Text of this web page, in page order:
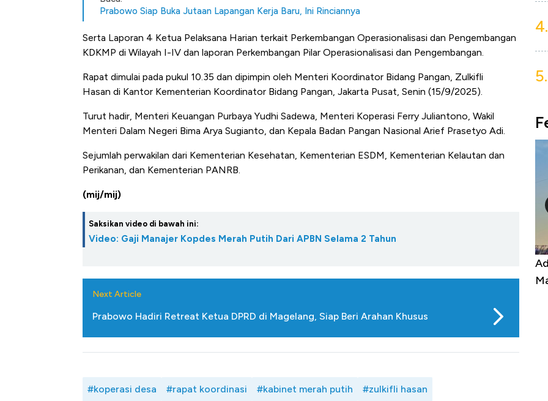
Prabowo Siap Buka Jutaan Lapangan Kerja Baru, Ini Rinciannya
Serta Laporan 4 Ketua Pelaksana Harian terkait Perkembangan Operasionalisasi dan Pengembangan
KDKMP di Wilayah I-IV dan laporan Perkembangan Pilar Operasionalisasi dan Pengembangan.
Rapat dimulai pada pukul 10.35 dan dipimpin oleh Menteri Koordinator Bidang Pangan, Zulkifli
Hasan di Kantor Kementerian Koordinator Bidang Pangan, Jakarta Pusat, Senin (15/9/2025).
Turut hadir, Menteri Keuangan Purbaya Yudhi Sadewa, Menteri Koperasi Ferry Juliantono, Wakil
Menteri Dalam Negeri Bima Arya Sugianto, dan Kepala Badan Pangan Nasional Arief Prasetyo Adi.
Sejumlah perwakilan dari Kementerian Kesehatan, Kementerian ESDM, Kementerian Kelautan dan
Perikanan, dan Kementerian PANRB.
(mij/mij)
Saksikan video di bawah ini:
Video: Gaji Manajer Kopdes Merah Putih Dari APBN Selama 2 Tahun
Next Article
Prabowo Hadiri Retreat Ketua DPRD di Magelang, Siap Beri Arahan Khusus
#koperasi desa #rapat koordinasi #kabinet merah putih #zulkifli hasan
4.
5.
Tembaga Terbang ke Zona Berbahaya
Mana yang Cuannya Paling Menyala?